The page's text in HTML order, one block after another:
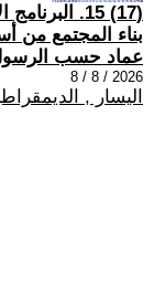
بناء المجتمع من
عماد حسب
2026 / 8 / 8
اليسار ,